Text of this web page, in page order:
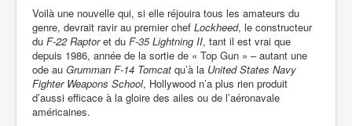
Voilà une nouvelle qui, si elle réjouira tous les amateurs du
genre, devrait ravir au premier chef Lockheed, le constructeur
du F-22 Raptoret du F-35 Lightning II, tant il est vrai que
depuis 1986, année de la sortie de « Top Gun » – autant une
ode au Grumman F-14 Tomcat qu’à la United States Navy
Fighter Weapons School, Hollywood n’a plus rien produit
d’aussi efficace à la gloire des ailes ou de l’aéronavale
américaines.